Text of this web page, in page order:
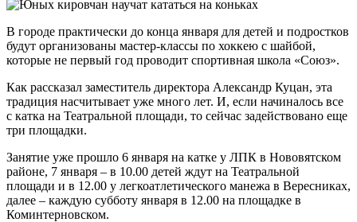
В городе практически до конца января для детей и подростков
будут организованы мастер-классы по хоккею с шайбой,
которые не первый год проводит спортивная школа «Союз».
Как рассказал заместитель директора Александр Куцан, эта
традиция насчитывает уже много лет. И, если начиналось все
с катка на Театральной площади, то сейчас задействовано еще
три площадки.
Занятие уже прошло 6 января на катке у ЛПК в Нововятском
районе, 7 января – в 10.00 детей ждут на Театральной
площади и в 12.00 у легкоатлетического манежа в Вересниках,
далее – каждую субботу января в 12.00 на площадке в
Коминтерновском.